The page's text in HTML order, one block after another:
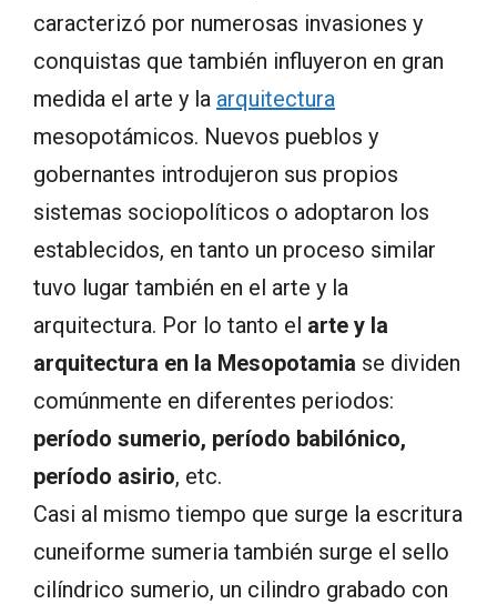
caracterizó por numerosas invasiones y
conquistas que también influyeron en gran
medida el arte y la arquitectura
mesopotámicos. Nuevos pueblos y
gobernantes introdujeron sus propios
sistemas sociopolíticos o adoptaron los
establecidos, en tanto un proceso similar
tuvo lugar también en el arte y la
arquitectura. Por lo tanto el arte y la
arquitectura en la Mesopotamia se dividen
comúnmente en diferentes periodos:
período sumerio, período babilónico,
período asirio, etc.
Casi al mismo tiempo que surge la escritura
cuneiforme sumeria también surge el sello
cilíndrico sumerio, un cilindro grabado con